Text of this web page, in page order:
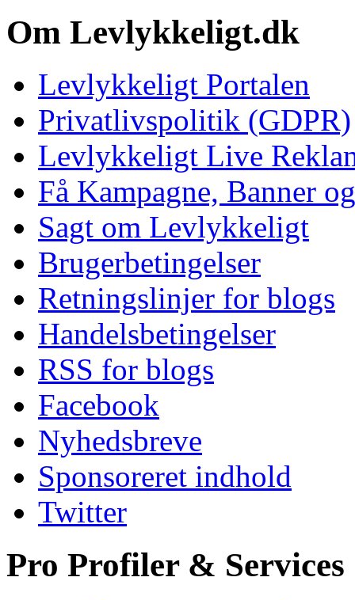
Om Levlykkeligt.dk
Levlykkeligt Portalen
Privatlivspolitik (GDPR)
Levlykkeligt Live
Få Kampagne, Banner
Sagt om Levlykkeligt
Brugerbetingelser
Retningslinjer for blogs
Handelsbetingelser
RSS for blogs
Facebook
Nyhedsbreve
Sponsoreret indhold
Twitter
Pro Profiler & Services